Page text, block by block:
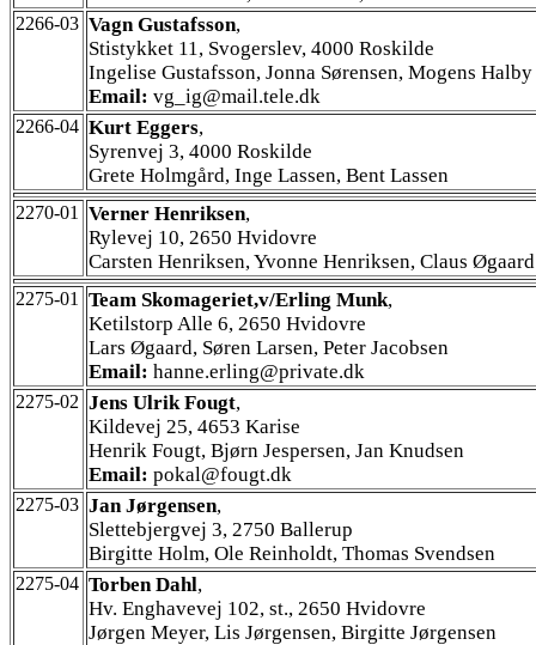
2266-03 Vagn Gustafsson,
Stistykket 11, Svogerslev, 4000 Roskilde
Ingelise Gustafsson, Jonna Sørensen, Mogens Halby
Email: vg_ig@mail.tele.dk
2266-04 Kurt Eggers,
Syrenvej 3, 4000 Roskilde
Grete Holmgård, Inge Lassen, Bent Lassen
2270-01 Verner Henriksen,
Rylevej 10, 2650 Hvidovre
Carsten Henriksen, Yvonne Henriksen, Claus Øgaard
2275-01 Team Skomageriet,v/Erling Munk,
Ketilstorp Alle 6, 2650 Hvidovre
Lars Øgaard, Søren Larsen, Peter Jacobsen
Email: hanne.erling@private.dk
2275-02 Jens Ulrik Fougt,
Kildevej 25, 4653 Karise
Henrik Fougt, Bjørn Jespersen, Jan Knudsen
Email: pokal@fougt.dk
2275-03 Jan Jørgensen,
Slettebjergvej 3, 2750 Ballerup
Birgitte Holm, Ole Reinholdt, Thomas Svendsen
2275-04 Torben Dahl,
Hv. Enghavevej 102, st., 2650 Hvidovre
Jørgen Meyer, Lis Jørgensen, Birgitte Jørgensen